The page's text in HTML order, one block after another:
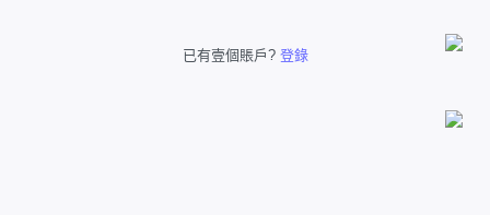
已有壹個賬戶? 登錄